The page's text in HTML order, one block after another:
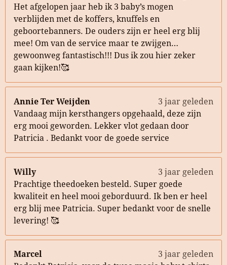
Het afgelopen jaar heb ik 3 baby’s mogen
verblijden met de koffers, knuffels en
geboortebanners. De ouders zijn er heel erg blij
mee! Om van de service maar te zwijgen…
gewoonweg fantastisch!!! Dus ik zou hier zeker
gaan kijken!🥰
Annie Ter Weijden
3 jaar geleden
Vandaag mijn kersthangers opgehaald, deze zijn
erg mooi geworden. Lekker vlot gedaan door
Patricia . Bedankt voor de goede service
Willy
3 jaar geleden
Prachtige theedoeken besteld. Super goede
kwaliteit en heel mooi geborduurd. Ik ben er heel
erg blij mee Patricia. Super bedankt voor de snelle
levering! 🥰
Marcel
3 jaar geleden